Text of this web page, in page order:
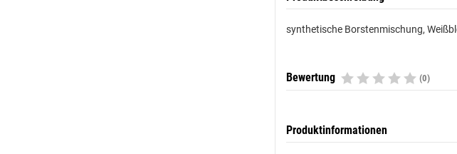
synthetische Borstenmischung,
Bewertung (0)
Produktinformationen